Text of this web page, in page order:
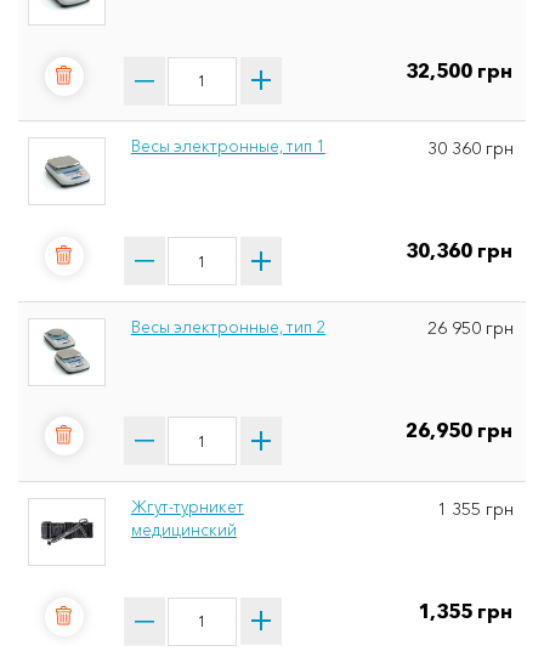
32,500 грн
Весы электронные, тип 1 30 360 грн
30,360 грн
Весы электронные, тип 2 26 950 грн
26,950 грн
Жгут-турникет
медицинский
1 355 грн
1,355 грн